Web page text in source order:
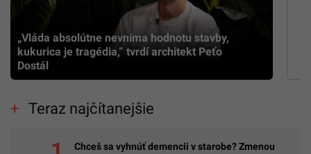
„Vláda absolútne nevníma hodnotu stavby,
kukurica je tragédia,” tvrdí architekt Peťo
Dostál
Teraz najčítanejšie
Chceš sa vyhnúť demencii v starobe? Zmenou